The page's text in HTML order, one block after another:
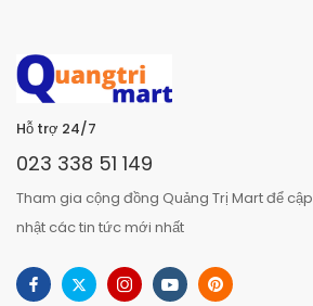
Hỗ trợ 24/7
023 338 51 149
Tham gia cộng đồng Quảng Trị Mart để cập
nhật các tin tức mới nhất